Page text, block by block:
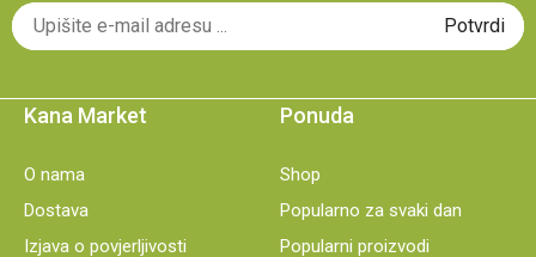
Kana Market
O nama
Dostava
Izjava o povjerljivosti
Ponuda
Shop
Popularno za svaki dan
Popularni proizvodi